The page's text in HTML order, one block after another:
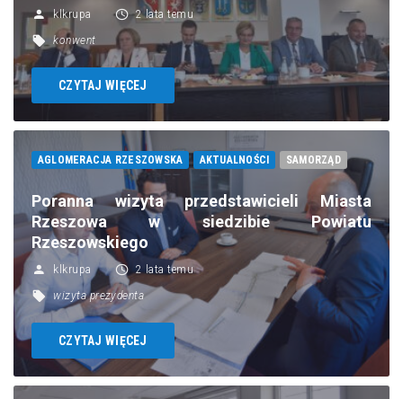
klkrupa 2 lata temu
konwent
CZYTAJ WIĘCEJ
AGLOMERACJA RZESZOWSKA AKTUALNOŚCI SAMORZĄD
Poranna wizyta przedstawicieli Miasta
Rzeszowa w siedzibie Powiatu
Rzeszowskiego
klkrupa 2 lata temu
wizyta prezydenta
CZYTAJ WIĘCEJ